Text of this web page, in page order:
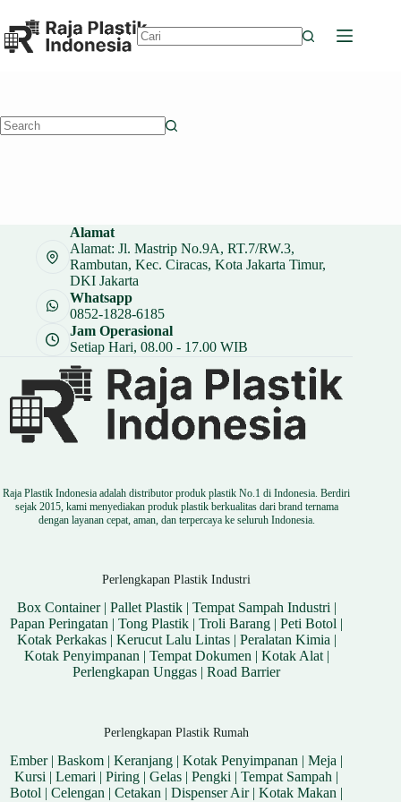
to
content
Alamat
Alamat: Jl. Mastrip No.9A, RT.7/RW.3,
Rambutan, Kec. Ciracas, Kota Jakarta Timur,
DKI Jakarta
Whatsapp
0852-1828-6185
Jam Operasional
Setiap Hari, 08.00 - 17.00 WIB
Raja Plastik Indonesia adalah distributor produk plastik No.1 di Indonesia. Berdiri
sejak 2015, kami menyediakan produk plastik berkualitas dari brand ternama
dengan layanan cepat, aman, dan terpercaya ke seluruh Indonesia.
Perlengkapan Plastik Industri
Box Container| Pallet Plastik| Tempat Sampah Industri |
Papan Peringatan |Tong Plastik |Troli Barang |Peti Botol |
Kotak Perkakas| Kerucut Lalu Lintas| Peralatan Kimia |
Kotak Penyimpanan | Tempat Dokumen | Kotak Alat|
Perlengkapan Unggas |Road Barrier
Perlengkapan Plastik Rumah
Ember|Baskom |Keranjang |Kotak Penyimpanan |Meja |
Kursi |Lemari |Piring |Gelas |Pengki |Tempat Sampah |
Botol |Celengan |Cetakan |Dispenser Air|Kotak Makan |